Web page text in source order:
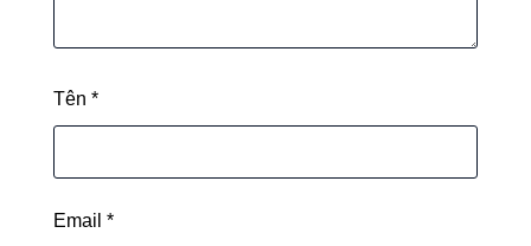
Tên *
Email *